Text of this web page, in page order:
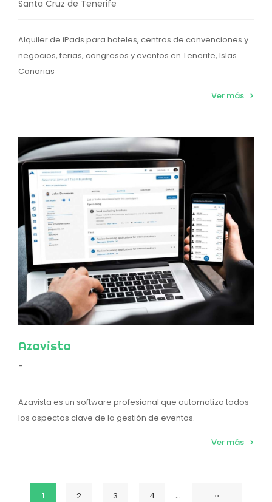
Santa Cruz de Tenerife
Alquiler de iPads para hoteles, centros de convenciones y
negocios, ferias, congresos y eventos en Tenerife, Islas
Canarias
Ver más
Azavista
-
Azavista es un software profesional que automatiza todos
los aspectos clave de la gestión de eventos.
Ver más
Página
1 Página
2 Página
3 Página
4 … Siguiente
››